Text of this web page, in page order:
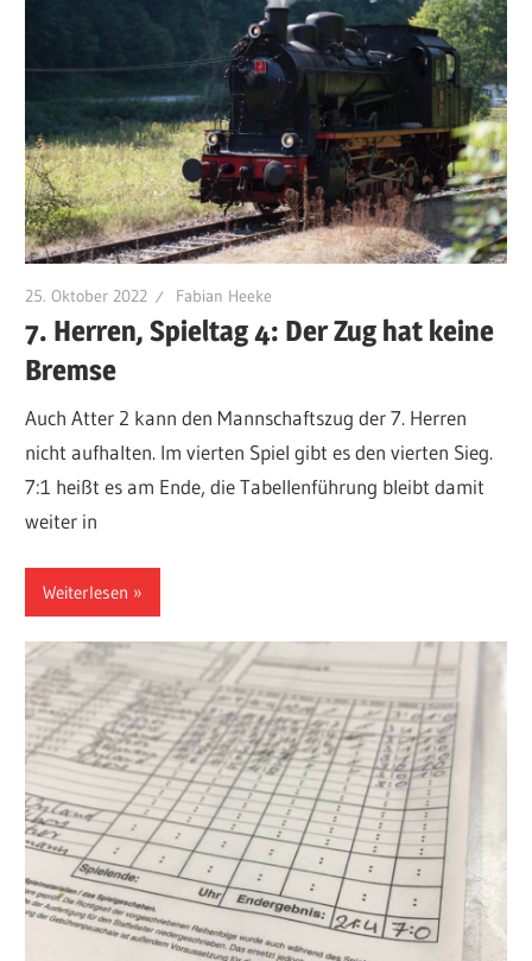
25. Oktober 2022 Fabian Heeke
7. Herren, Spieltag 4: Der Zug hat keine
Bremse
Auch Atter 2 kann den Mannschaftszug der 7. Herren
nicht aufhalten. Im vierten Spiel gibt es den vierten Sieg.
7:1 heißt es am Ende, die Tabellenführung bleibt damit
weiter in
Weiterlesen